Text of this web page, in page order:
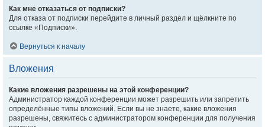
Как мне отказаться от подписки?
Для отказа от подписки перейдите в личный раздел и щёлкните по
ссылке «Подписки».
Вернуться к началу
Вложения
Какие вложения разрешены на этой конференции?
Администратор каждой конференции может разрешить или запретить
определённые типы вложений. Если вы не знаете, какие вложения
разрешены, свяжитесь с администратором конференции для получения